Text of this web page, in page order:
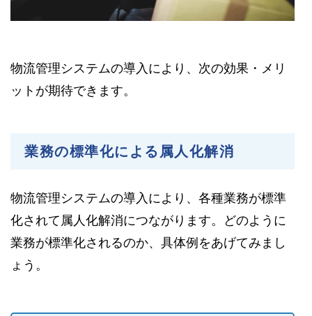
物流管理システムの導入により、次の効果・メリ
ットが期待できます。
業務の標準化による属人化解消
物流管理システムの導入により、各種業務が標準
化されて属人化解消につながります。どのように
業務が標準化されるのか、具体例をあげてみまし
ょう。